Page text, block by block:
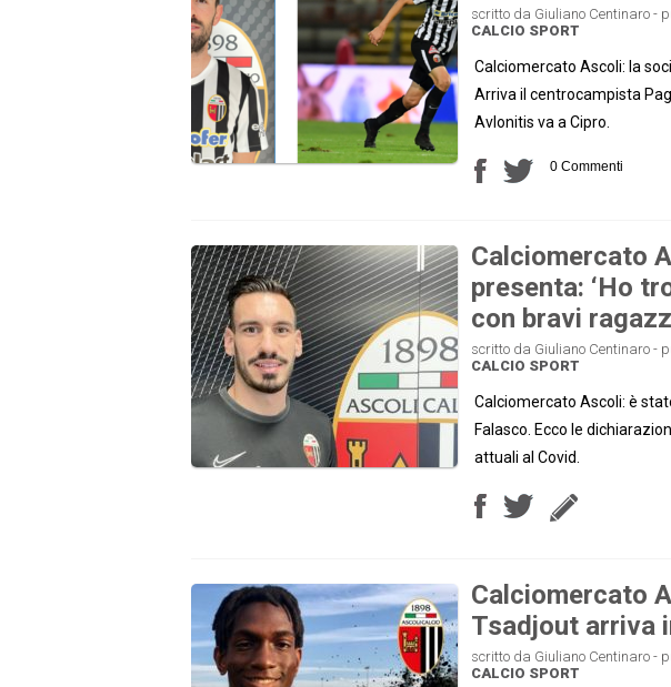
scritto da Giuliano Centinaro -
CALCIO SPORT
Calciomercato Ascoli: la
Arriva il centrocampista
Avlonitis va a Cipro.
0 Commenti
Calciomercato
presenta: ‘Ho
con bravi
scritto da Giuliano Centinaro -
CALCIO SPORT
Calciomercato Ascoli: è
Falasco. Ecco le
attuali al Covid.
Calciomercato
Tsadjout arriva
scritto da Giuliano Centinaro -
CALCIO SPORT